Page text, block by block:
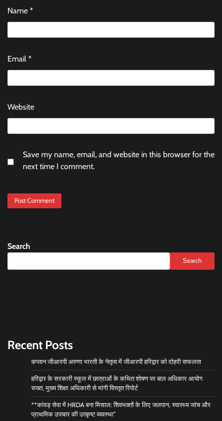
Name *
Email *
Website
Save my name, email, and website in this browser for the
next time I comment.
Search
Search
Recent Posts
कप्तान जीआरपी अरुणा भारती के नेतृत्व में जीआरपी हरिद्वार को दोहरी सफलता
हरिद्वार के सरकारी स्कूल में छात्राओं के कथित शोषण पर बाल अधिकार आयोग
सख्त, मुख्य शिक्षा अधिकारी से मांगी विस्तृत रिपोर्ट
**कांवड़ सेवा में HRDA बना मिसाल: शिवभक्तों के लिए जलपान, स्वास्थ्य जांच और
प्राथमिक उपचार की उत्कृष्ट व्यवस्था”